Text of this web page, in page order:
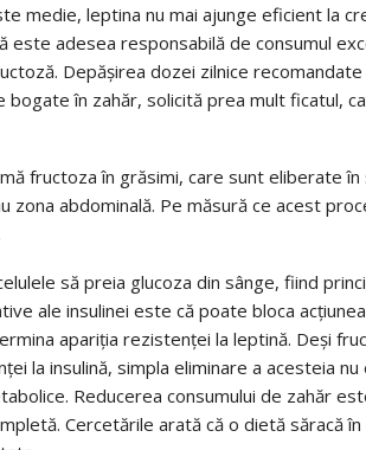
medie, leptina nu mai ajunge eficient la
adesea responsabilă de consumul
Depășirea dozei zilnice
în zahăr, solicită prea mult ficatul,
fructoza în grăsimi, care sunt eliberate
abdominală. Pe măsură ce acest
să preia glucoza din sânge, fiind
ale insulinei este că poate bloca
apariția rezistenței la leptină. Deși
la insulină, simpla eliminare a acesteia
Reducerea consumului de zahăr
Cercetările arată că o dietă săracă